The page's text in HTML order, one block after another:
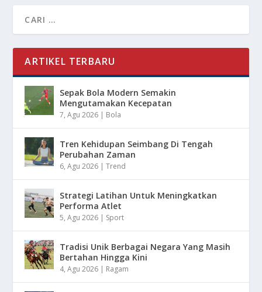
ARTIKEL TERBARU
Sepak Bola Modern Semakin
Mengutamakan Kecepatan
7, Agu 2026 | Bola
Tren Kehidupan Seimbang Di Tengah
Perubahan Zaman
6, Agu 2026 |Trend
Strategi Latihan Untuk Meningkatkan
Performa Atlet
5, Agu 2026 | Sport
Tradisi Unik Berbagai Negara Yang Masih
Bertahan Hingga Kini
4, Agu 2026 | Ragam